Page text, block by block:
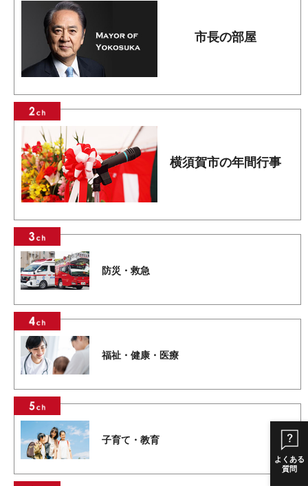
よくある
質問
市長の部屋
横須賀市の年間行事
防災・救急
福祉・健康・医療
子育て・教育